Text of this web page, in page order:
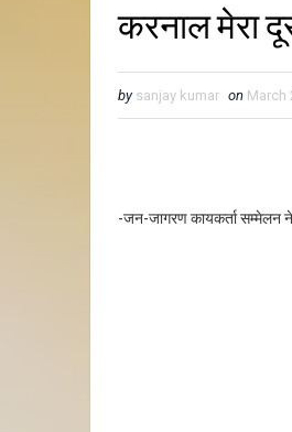
करनाल मेरा
by sanjay kumar on March
-जन-जागरण कायकर्ता सम्मेलन ने